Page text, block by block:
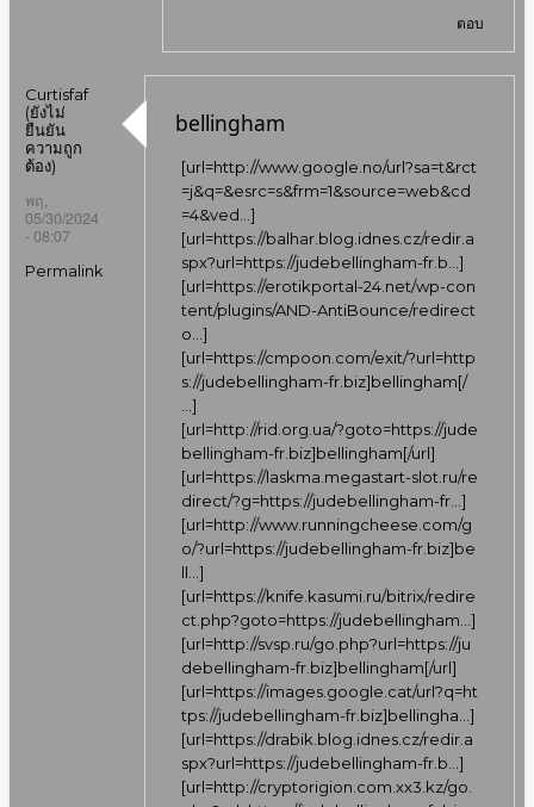
ตอบ
Curtisfaf
(ยังไม่
ยืนยัน
ความถูก
ต้อง)
พฤ,
05/30/2024
- 08:07
Permalink
bellingham
[url=http://www.google.no/url?sa=t&rct
=j&q=&esrc=s&frm=1&source=web&cd
=4&ved… ]
[url=https://balhar.blog.idnes.cz/redir.a
spx?url=https://judebellingham-fr.b… ]
[url=https://erotikportal-24.net/wp-con
tent/plugins/AND-AntiBounce/redirect
o… ]
[url=https://cmpoon.com/exit/?url=http
s://judebellingham-fr.biz]bellingham[/
]
[url=http://rid.org.ua/?goto=https://jude
bellingham-fr.biz]bellingham[/url]
[url=https://laskma.megastart-slot.ru/re
direct/?g=https://judebellingham-fr… ]
[url=http://www.runningcheese.com/g
o/?url=https://judebellingham-fr.biz]be
ll… ]
[url=https://knife.kasumi.ru/bitrix/redire
ct.php?goto=https://judebellingham… ]
[url=http://svsp.ru/go.php?url=https://ju
debellingham-fr.biz]bellingham[/url]
[url=https://images.google.cat/url?q=ht
tps://judebellingham-fr.biz]bellingha… ]
[url=https://drabik.blog.idnes.cz/redir.a
spx?url=https://judebellingham-fr.b… ]
[url=http://cryptorigion.com.xx3.kz/go.